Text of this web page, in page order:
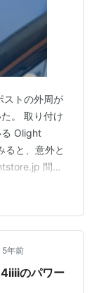
ストの外周が
。 取り付け
る Olight
ると、意外と
問題
5年前
のパワー